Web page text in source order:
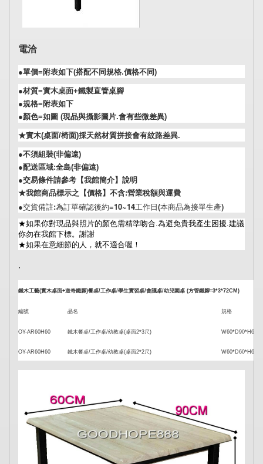
電洽
●單價=附表如下(搭配不同規格.價格不同)
●材質=實木桌面+鐵製直管桌腳
●規格=附表如下
●顏色=如圖 (現品與攝影圖片.會有些微差異)
★實木(桌面/椅面)採天然材質拼接會有紋路差異.
●不須組裝(非偏遠)
●配送區域:全島(非偏遠)
●交易條件請參考【我館簡介】說明
★我館商品標示之【價格】不含:營業稅額與運費
●交貨備註:為訂單確認後約=10~14工作日(本商品為接單生產)
★如果你對現品與照片的顏色需精準吻合.為避免貴我產生困擾.建議
你勿在我館下標。謝謝
★如果在意細節的人，就不適合喔！
.
鐵木工藝(實木桌面+道奇鐵腳)餐桌/工作桌/學生實習桌/會議桌/幼兒園桌 (方管鐵腳=3*3*72CM)
編號 品名 規格
OY-AR60H60 鐵木餐桌/工作桌/幼教桌(桌面2*3尺)
OY-AR60H60 鐵木餐桌/工作桌/幼教桌(桌面2*2尺)